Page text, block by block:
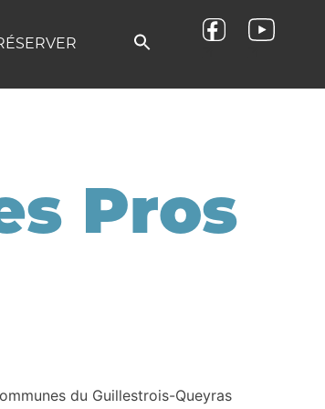
Pros
du Guillestrois-Queyras